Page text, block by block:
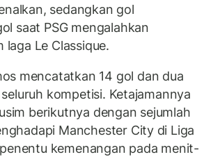
sedangkan gol
saat PSG mengalahkan
Le Classique.
mencatatkan 14 gol dan dua
kompetisi. Ketajamannya
berikutnya dengan sejumlah
Manchester City di Liga
kemenangan pada menit-